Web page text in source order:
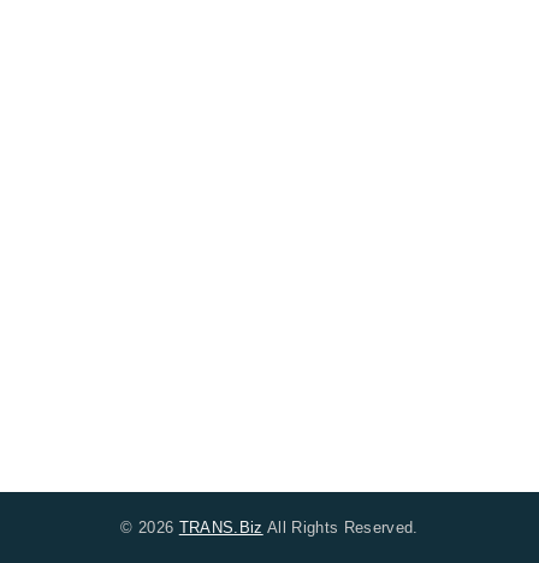
© 2026 TRANS.Biz All Rights Reserved.